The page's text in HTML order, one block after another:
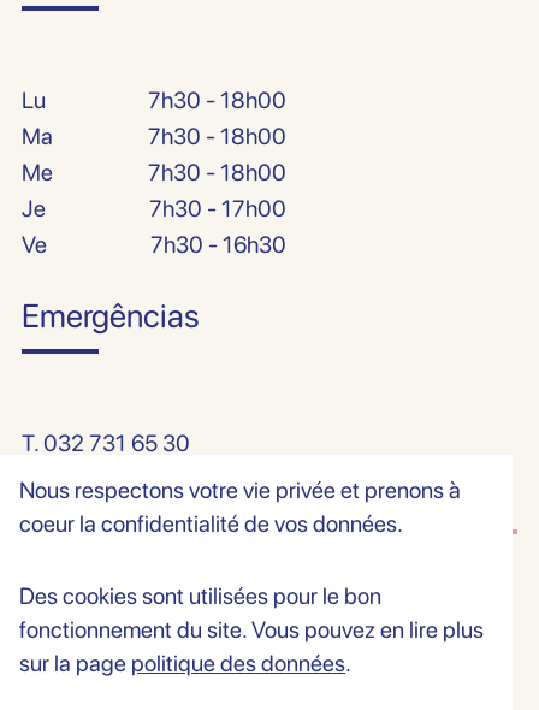
Lu
7h30 - 18h00
Ma
7h30 - 18h00
Me
7h30 - 18h00
Je
7h30 - 17h00
Ve
7h30 - 16h30
Emergências
T.032 731 65 30
© Todos os direitos reservados — 2026 Centre Médico-dentaire, Peseux
Made by NEUE.SWISS
Nous respectons votre vie privée et prenons à
coeur la confidentialité de vos données.
Des cookies sont utilisées pour le bon
fonctionnement du site. Vous pouvez en lire plus
sur la page politique des données.